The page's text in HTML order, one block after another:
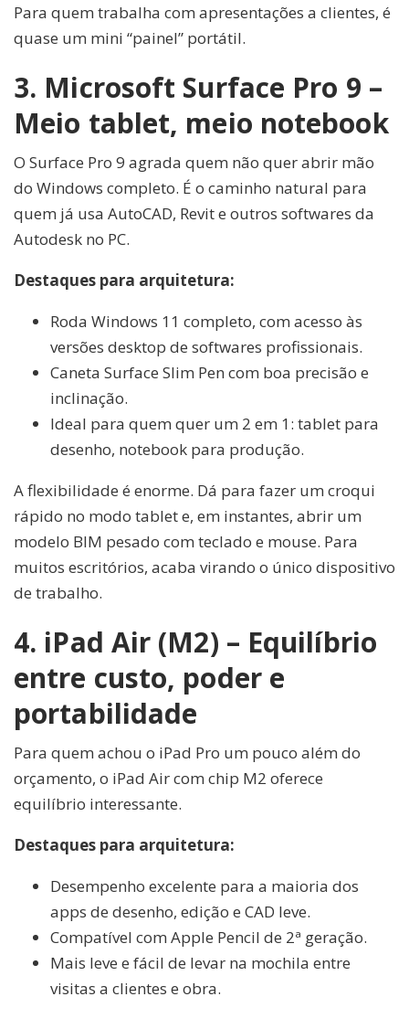
Para quem trabalha com apresentações a clientes, é
quase um mini “painel” portátil.
3. Microsoft Surface Pro 9 –
Meio tablet, meio notebook
O Surface Pro 9 agrada quem não quer abrir mão
do Windows completo. É o caminho natural para
quem já usa AutoCAD, Revit e outros softwares da
Autodesk no PC.
Destaques para arquitetura:
Roda Windows 11 completo, com acesso às
versões desktop de softwares profissionais.
Caneta Surface Slim Pen com boa precisão e
inclinação.
Ideal para quem quer um 2 em 1: tablet para
desenho, notebook para produção.
A flexibilidade é enorme. Dá para fazer um croqui
rápido no modo tablet e, em instantes, abrir um
modelo BIM pesado com teclado e mouse. Para
muitos escritórios, acaba virando o único dispositivo
de trabalho.
4. iPad Air (M2) – Equilíbrio
entre custo, poder e
portabilidade
Para quem achou o iPad Pro um pouco além do
orçamento, o iPad Air com chip M2 oferece
equilíbrio interessante.
Destaques para arquitetura:
Desempenho excelente para a maioria dos
apps de desenho, edição e CAD leve.
Compatível com Apple Pencil de 2ª geração.
Mais leve e fácil de levar na mochila entre
visitas a clientes e obra.